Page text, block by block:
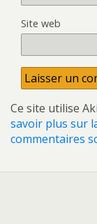
Site web
Ce site utilise
savoir plus sur
commentaires